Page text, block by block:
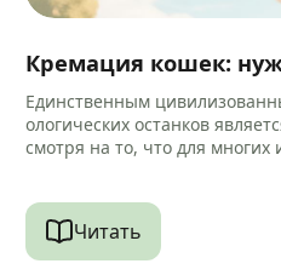
Кремация кошек:
Единственным
ологических останков
смотря на то, что для
Читать